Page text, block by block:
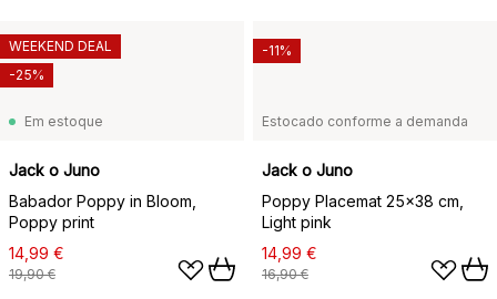
Em estoque
Jack o Juno
Babador Poppy in Bloom,
Poppy print
14,99 €
19,90 €
WEEKEND DEAL
-25%
Estocado conforme a demanda
Jack o Juno
Poppy Placemat 25x38 cm,
Light pink
14,99 €
16,90 €
-11%